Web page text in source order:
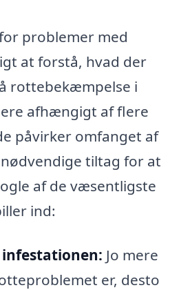
problemer med
at forstå, hvad der
rottebekæmpelse i
afhængigt af flere
påvirker omfanget af
tiltag for at
af de væsentligste
ind:
Jo mere
er, desto